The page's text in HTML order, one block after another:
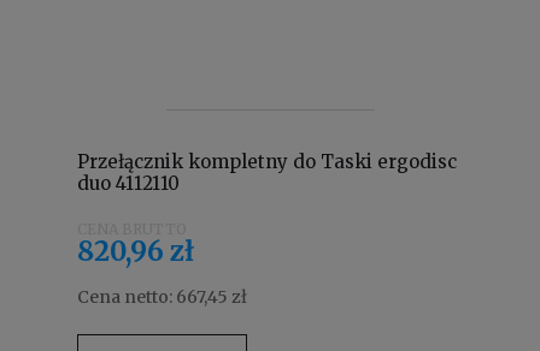
Przełącznik kompletny do Taski ergodisc
duo 4112110
820,96 zł
Cena netto: 667,45 zł